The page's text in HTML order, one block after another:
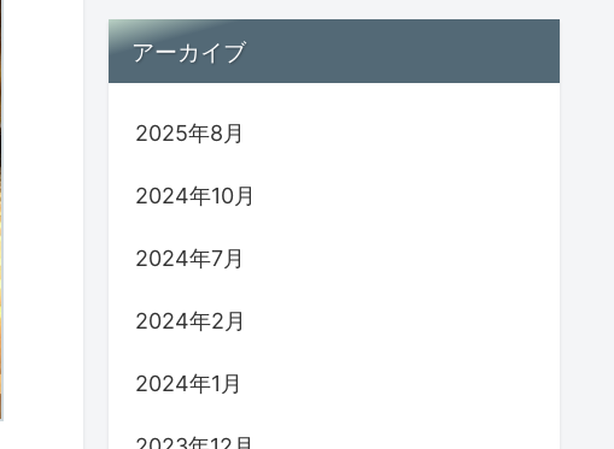
アーカイブ
2025年8月
2024年10月
2024年7月
2024年2月
2024年1月